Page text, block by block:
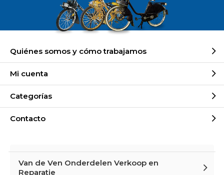
Quiénes somos y cómo trabajamos
Mi cuenta
Categorías
Contacto
Van de Ven Onderdelen Verkoop en
Reparatie